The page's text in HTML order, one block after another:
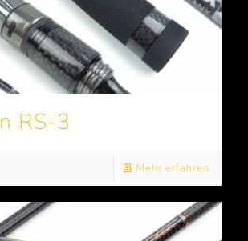
RS-3
Mehr erfahren